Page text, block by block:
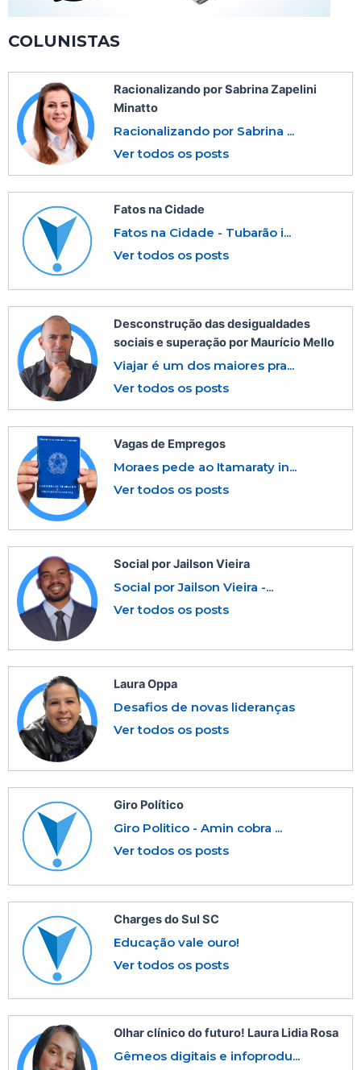
COLUNISTAS
Racionalizando por Sabrina Zapelini
Minatto
Racionalizando por Sabrina ...
Ver todos os posts
Fatos na Cidade
Fatos na Cidade - Tubarão i...
Ver todos os posts
Desconstrução das desigualdades
sociais e superação por Maurício Mello
Viajar é um dos maiores pra...
Ver todos os posts
Vagas de Empregos
Moraes pede ao Itamaraty in...
Ver todos os posts
Social por Jailson Vieira
Social por Jailson Vieira -...
Ver todos os posts
Laura Oppa
Desafios de novas lideranças
Ver todos os posts
Giro Político
Giro Politico - Amin cobra ...
Ver todos os posts
Charges do Sul SC
Educação vale ouro!
Ver todos os posts
Olhar clínico do futuro! Laura Lidia Rosa
Gêmeos digitais e infoprodu...